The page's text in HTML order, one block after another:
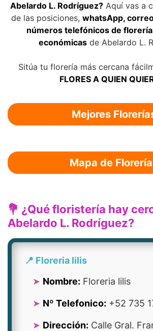
Abelardo L. Rodríguez? Aquí vas a
de las posiciones, whatsApp,
números telefónicos de
económicasde Abelardo L.
Sitúa tu florería más cercana
FLORES A QUIEN
Mejores
Mapa de
💐 ¿Qué floristería hay
Abelardo L. Rodríguez?
📍 Floreria lilis
Nombre: Floreria lilis
Nº Telefonico: +52 735
Dirección: Calle Gral.